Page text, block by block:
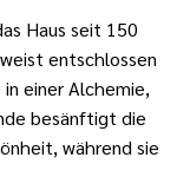
Haus seit 150
entschlossen
einer Alchemie,
besänftigt die
während sie